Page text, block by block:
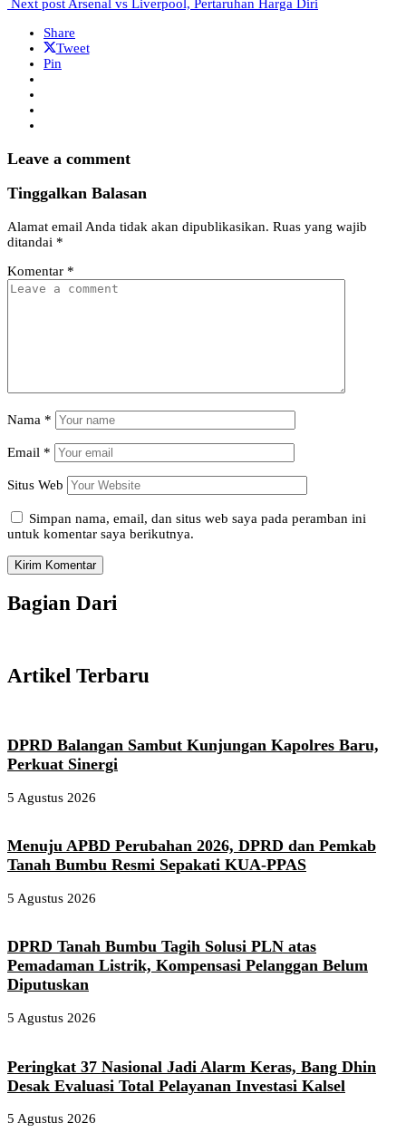
Next postArsenal vs Liverpool, Pertaruhan Harga Diri
Share
Tweet
Pin
Leave a comment
Tinggalkan Balasan
Alamat email Anda tidak akan dipublikasikan. Ruas yang wajib
ditandai *
Komentar *
Nama *
Email *
Situs Web
Simpan nama, email, dan situs web saya pada peramban ini
untuk komentar saya berikutnya.
Bagian Dari
Artikel Terbaru
DPRD Balangan Sambut Kunjungan Kapolres Baru,
Perkuat Sinergi
5 Agustus 2026
Menuju APBD Perubahan 2026, DPRD dan Pemkab
Tanah Bumbu Resmi Sepakati KUA-PPAS
5 Agustus 2026
DPRD Tanah Bumbu Tagih Solusi PLN atas
Pemadaman Listrik, Kompensasi Pelanggan Belum
Diputuskan
5 Agustus 2026
Peringkat 37 Nasional Jadi Alarm Keras, Bang Dhin
Desak Evaluasi Total Pelayanan Investasi Kalsel
5 Agustus 2026